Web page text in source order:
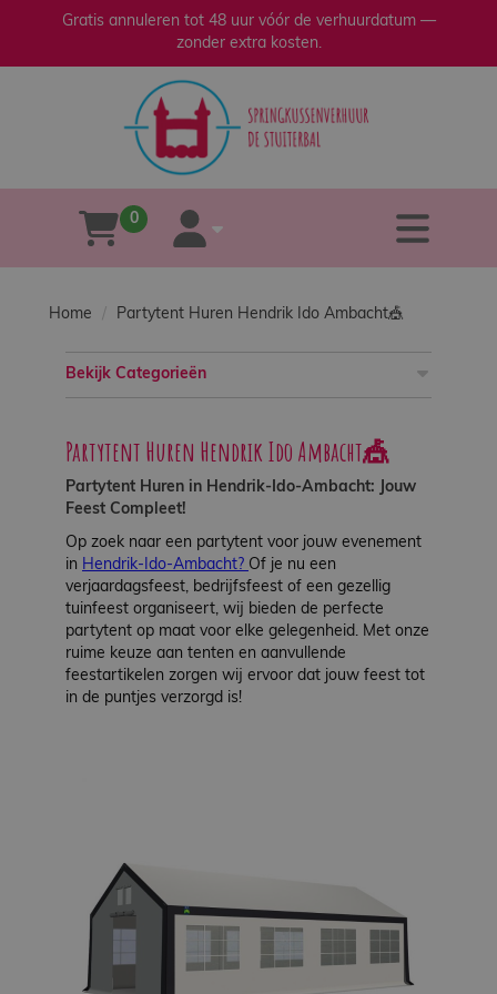
Gratis annuleren tot 48 uur vóór de verhuurdatum —
zonder extra kosten.
winkelwagen
0
account
×sluiten
Verkoop
spelen
Werken
Contact
Indoor
Springparadijs
Home Partytent Huren Hendrik Ido Ambacht🎪
Bekijk Categorieën
Partytent Huren Hendrik Ido Ambacht🎪
Partytent Huren in Hendrik-Ido-Ambacht: Jouw
Feest Compleet!
Op zoek naar een partytent voor jouw evenement
in Hendrik-Ido-Ambacht? Of je nu een
verjaardagsfeest, bedrijfsfeest of een gezellig
tuinfeest organiseert, wij bieden de perfecte
partytent op maat voor elke gelegenheid. Met onze
ruime keuze aan tenten en aanvullende
feestartikelen zorgen wij ervoor dat jouw feest tot
in de puntjes verzorgd is!